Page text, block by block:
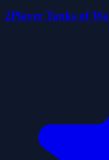
2Player Tanks of